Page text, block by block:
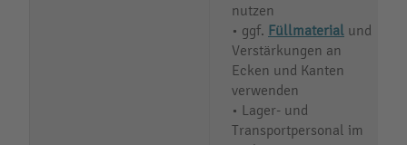
nutzen
• ggf. Füllmaterial und
Verstärkungen an
Ecken und Kanten
verwenden
• Lager- und
Transportpersonal im